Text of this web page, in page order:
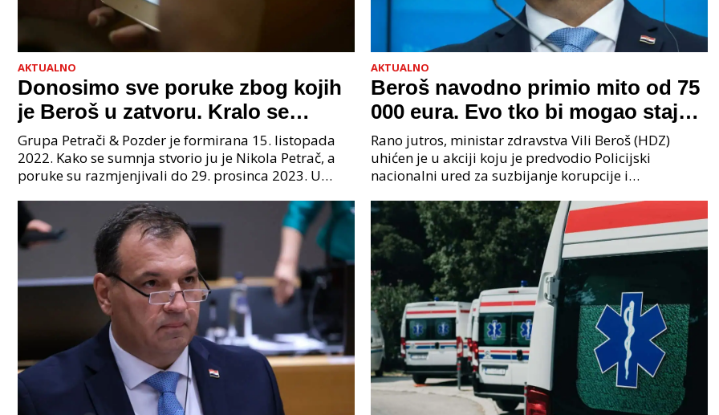
AKTUALNO
Donosimo sve poruke zbog kojih
je Beroš u zatvoru. Kralo se
godinama. Tko će iz vlade biti
sljedeći uhićen?
Grupa Petrači & Pozder je formirana 15. listopada
2022. Kako se sumnja stvorio ju je Nikola Petrač, a
poruke su razmjenjivali do 29. prosinca 2023. U
AKTUALNO
Beroš navodno primio mito od 75
000 eura. Evo tko bi mogao stajati
na čelu zločinačkog udruženja
Rano jutros, ministar zdravstva Vili Beroš (HDZ)
uhićen je u akciji koju je predvodio Policijski
nacionalni ured za suzbijanje korupcije i
priopćenju USKOK